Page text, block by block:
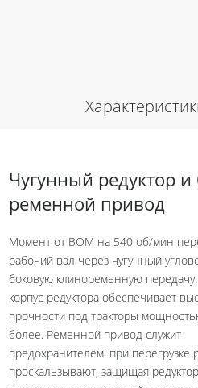
Чугунный редуктор и
ременной привод
Момент от ВОМ на 540 об/мин
рабочий вал через чугунный
боковую клиноременную
корпус редуктора обеспечивает
прочности под тракторы
более. Ременной привод служит
предохранителем: при перегрузке
проскальзывают, защищая